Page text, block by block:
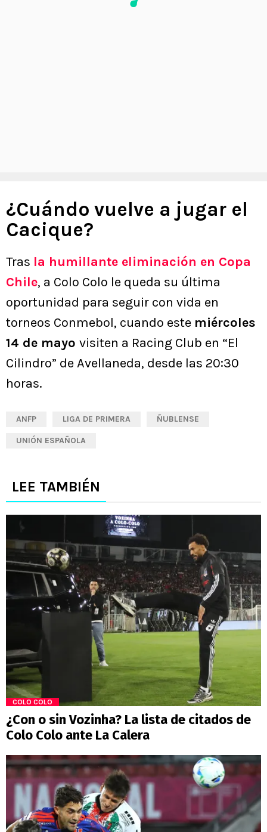
¿Cuándo vuelve a jugar el
Cacique?
Tras la humillante eliminación en Copa
Chile, a Colo Colo le queda su última
oportunidad para seguir con vida en
torneos Conmebol, cuando este miércoles
14 de mayo visiten a Racing Club en “El
Cilindro” de Avellaneda, desde las 20:30
horas.
ANFP LIGA DE PRIMERA ÑUBLENSE
UNIÓN ESPAÑOLA
LEE TAMBIÉN
COLO COLO
¿Con o sin Vozinha? La lista de citados de
Colo Colo ante La Calera